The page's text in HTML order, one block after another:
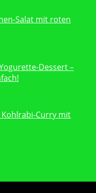
Salat mit roten
Dessert –
Kohlrabi-Curry mit